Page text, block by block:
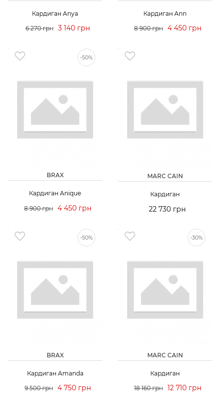
Кардиган Anya
6 270 грн 3 140 грн
Кардиган Ann
8 900 грн 4 450 грн
-50%
BRAX
Кардиган Anique
8 900 грн 4 450 грн
MARC CAIN
Кардиган
22 730 грн
-50%
BRAX
Кардиган Amanda
9 500 грн 4 750 грн
-30%
MARC CAIN
Кардиган
18 160 грн 12 710 грн